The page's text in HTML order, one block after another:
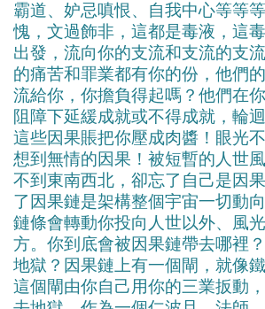
霸道、妒忌嗔恨、自我中心等等
愧，文過飾非，這都是毒液，這
出發，流向你的支流和支流的支
的痛苦和罪業都有你的份，他們
流給你，你擔負得起嗎？他們在
阻障下延緩成就或不得成就，輪
這些因果賬把你壓成肉醬！眼光
想到無情的因果！被短暫的人世
不到東南西北，卻忘了自己是因
了因果鏈是架構整個宇宙一切動
鏈條會轉動你投向人世以外、風
方。你到底會被因果鏈帶去哪裡
地獄？因果鏈上有一個閘，就像
這個閘由你自己用你的三業扳動